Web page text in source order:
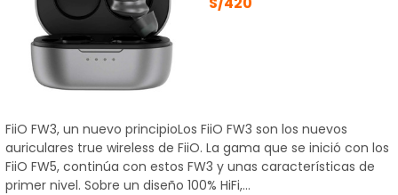
FiiO FW3, un nuevo principioLos FiiO FW3 son los nuevos
auriculares true wireless de FiiO. La gama que se inició con los
FiiO FW5, continúa con estos FW3 y unas características de
primer nivel. Sobre un diseño 100% HiFi,...